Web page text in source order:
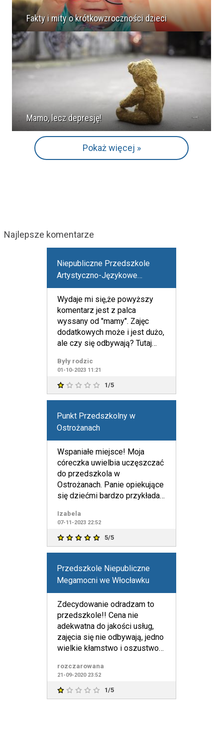
Fakty i mity o krótkowzroczności dzieci
Mamo, lecz depresję!
Pokaż więcej »
Najlepsze komentarze
Niepubliczne Przedszkole
Artystyczno-Językowe
"Zaczarowany Ołówek"
Wydaje mi się,że powyższy
komentarz jest z palca
wyssany od "mamy". Zajęc
dodatkowych może i jest dużo,
ale czy się odbywają? Tutaj
Były rodzic
01-10-2023 11:21
1/5
Punkt Przedszkolny w
Ostrożanach
Wspaniałe miejsce! Moja
córeczka uwielbia uczęszczać
do przedszkola w
Ostrożanach. Panie opiekujące
się dziećmi bardzo przykładają
Izabela
07-11-2023 22:52
5/5
Przedszkole Niepubliczne
Megamocni we Włocławku
Zdecydowanie odradzam to
przedszkole!! Cena nie
adekwatna do jakości usług,
zajęcia się nie odbywają, jedno
wielkie kłamstwo i oszustwo!
rozczarowana
21-09-2020 23:52
1/5